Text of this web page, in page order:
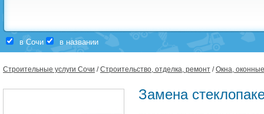
в Сочи в названии
Строительные услуги Сочи /Строительство, отделка, ремонт /Окна,
Замена